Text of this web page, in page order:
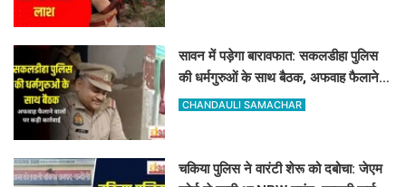
सावन में पड़ेगा बारावफात: सकलडीहा पुलिस
की धर्मगुरुओं के साथ बैठक, अफवाह फैलाने
वालों को चेतावनी
CHANDAULI SAMACHAR
चकिया पुलिस ने वारंटी शेरू को दबोचा: जेएम